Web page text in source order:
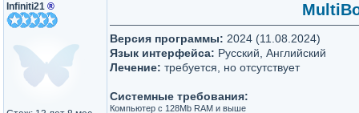
Infiniti21 ®
Версия программы: 2024 (11.08.2024)
Язык интерфейса: Русский, Английский
Лечение: требуется, но отсутствует
Системные требования:
Компьютер с 128Mb RAM и выше